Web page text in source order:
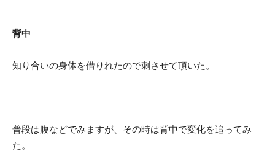
背中
知り合いの身体を借りれたので刺させて頂いた。
普段は腹などでみますが、その時は背中で変化を追ってみ
た。